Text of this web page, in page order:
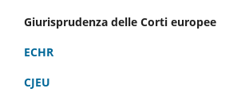
Giurisprudenza delle Corti europee
ECHR
CJEU